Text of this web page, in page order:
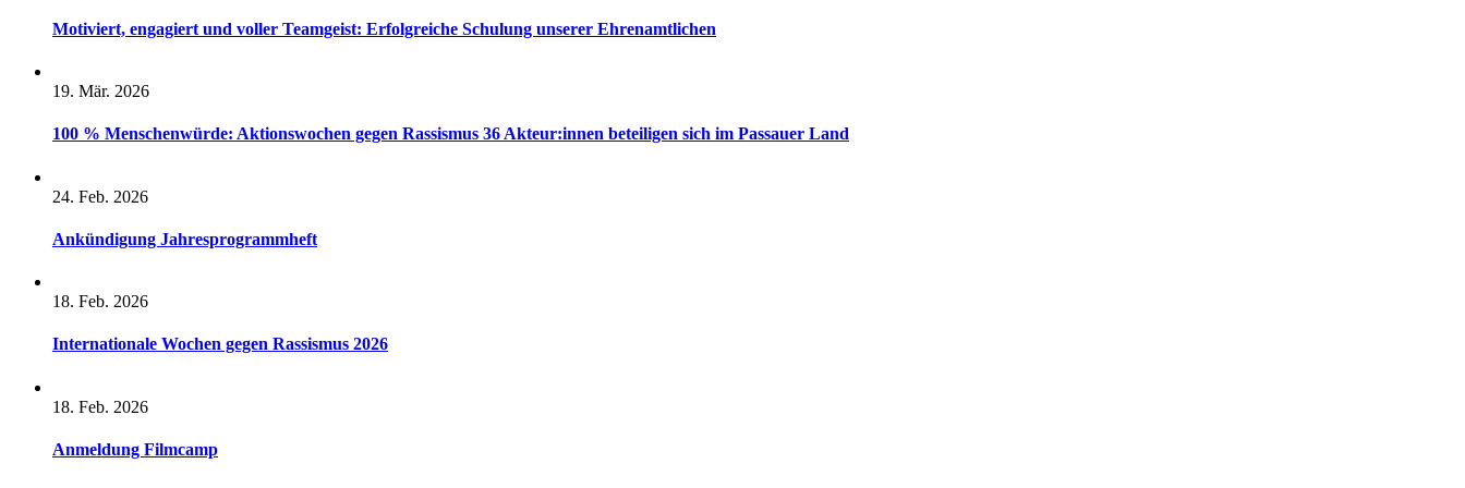
Motiviert, engagiert und voller Teamgeist: Erfolgreiche Schulung unserer Ehrenamtlichen
19. Mär. 2026
100 % Menschenwürde: Aktionswochen gegen Rassismus 36 Akteur:innen beteiligen sich im Passauer Land
24. Feb. 2026
Ankündigung Jahresprogrammheft
18. Feb. 2026
Internationale Wochen gegen Rassismus 2026
18. Feb. 2026
Anmeldung Filmcamp